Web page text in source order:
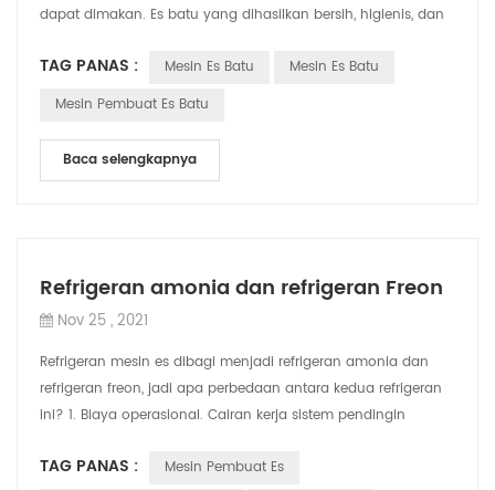
dapat dimakan. Es batu yang dihasilkan bersih, higienis, dan
TAG PANAS : Mesin Es Batu
Mesin Es Batu
Mesin Pembuat Es Batu
Baca selengkapnya
Refrigeran amonia dan refrigeran Freon
Nov 25 , 2021
Refrigeran mesin es dibagi menjadi refrigeran amonia dan
refrigeran freon, jadi apa perbedaan antara kedua refrigeran
ini? 1. Biaya operasional. Cairan kerja sistem pendingin
TAG PANAS :
Mesin Pembuat Es